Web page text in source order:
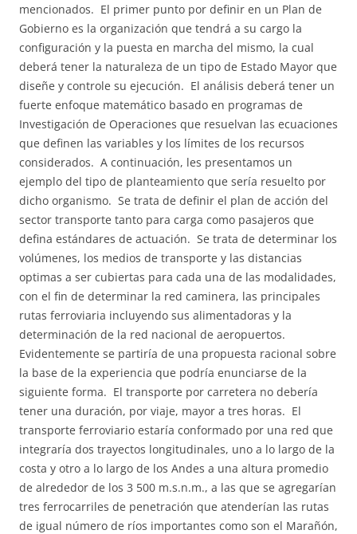
mencionados. El primer punto por definir en un Plan de
Gobierno es la organización que tendrá a su cargo la
configuración y la puesta en marcha del mismo, la cual
deberá tener la naturaleza de un tipo de Estado Mayor que
diseñe y controle su ejecución. El análisis deberá tener un
fuerte enfoque matemático basado en programas de
Investigación de Operaciones que resuelvan las ecuaciones
que definen las variables y los límites de los recursos
considerados. A continuación, les presentamos un
ejemplo del tipo de planteamiento que sería resuelto por
dicho organismo. Se trata de definir el plan de acción del
sector transporte tanto para carga como pasajeros que
defina estándares de actuación. Se trata de determinar los
volúmenes, los medios de transporte y las distancias
optimas a ser cubiertas para cada una de las modalidades,
con el fin de determinar la red caminera, las principales
rutas ferroviaria incluyendo sus alimentadoras y la
determinación de la red nacional de aeropuertos.
Evidentemente se partiría de una propuesta racional sobre
la base de la experiencia que podría enunciarse de la
siguiente forma. El transporte por carretera no debería
tener una duración, por viaje, mayor a tres horas. El
transporte ferroviario estaría conformado por una red que
integraría dos trayectos longitudinales, uno a lo largo de la
costa y otro a lo largo de los Andes a una altura promedio
de alrededor de los 3 500 m.s.n.m., a las que se agregarían
tres ferrocarriles de penetración que atenderían las rutas
de igual número de ríos importantes como son el Marañón,